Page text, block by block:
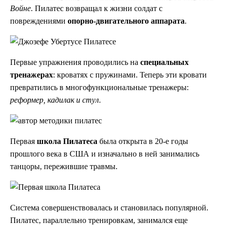
Войне. Пилатес возвращал к жизни солдат с
повреждениями опорно-двигательного аппарата.
Первые упражнения проводились на специальных
тренажерах: кроватях с пружинами. Теперь эти кровати
превратились в многофункциональные тренажеры:
реформер, кадилак и стул.
Первая школа Пилатеса была открыта в 20-е годы
прошлого века в США и изначально в ней занимались
танцоры, пережившие травмы.
Система совершенствовалась и становилась популярной.
Пилатес, параллельно тренировкам, занимался еще